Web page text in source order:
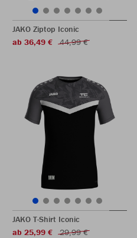
JAKO Ziptop Iconic
ab 36,49 €
44,99 €
JAKO T-Shirt Iconic
ab 25,99 €
29,99 €